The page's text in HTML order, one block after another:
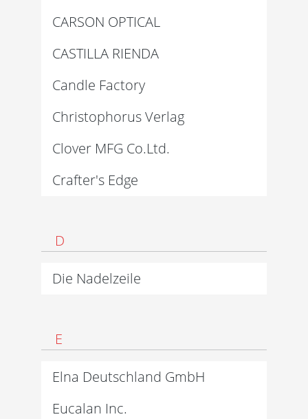
CARSON OPTICAL
CASTILLA RIENDA
Candle Factory
Christophorus Verlag
Clover MFG Co.Ltd.
Crafter's Edge
D
Die Nadelzeile
E
Elna Deutschland GmbH
Eucalan Inc.